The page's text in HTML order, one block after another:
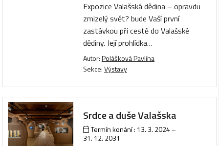
Expozice Valašská dědina – opravdu
zmizelý svět? bude Vaší první
zastávkou při cestě do Valašské
dědiny. Její prohlídka…
Autor:Polášková Pavlína
Sekce:Výstavy
Srdce a duše Valašska
Termín konání : 13. 3. 2024–
31. 12. 2031